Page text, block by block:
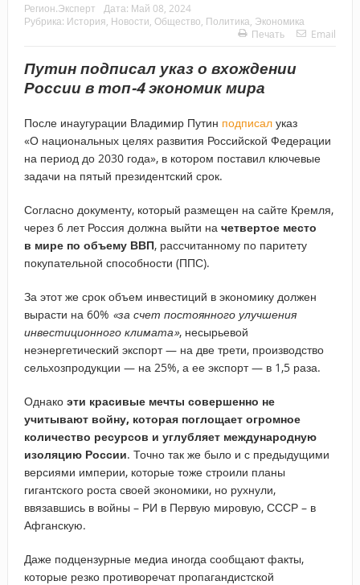
Регион.Эксперт Дата: Май 08, 2024
Рубрика: История Новости Общество Политика Экономика
Печать
Email
Путин подписал указ о вхождении
России в топ-4 экономик мира
После инаугурации Владимир Путин подписалуказ
«О национальных целях развития Российской Федерации
на период до 2030 года», в котором поставил ключевые
задачи на пятый президентский срок.
Согласно документу, который размещен на сайте Кремля,
через 6 лет Россия должна выйти на четвертое место
в мире по объему ВВП, рассчитанному по паритету
покупательной способности (ППС).
За этот же срок объем инвестиций в экономику должен
вырасти на 60% «за счет постоянного улучшения
инвестиционного климата», несырьевой
неэнергетический экспорт — на две трети, производство
сельхозпродукции — на 25%, а ее экспорт — в 1,5 раза.
Однако эти красивые мечты совершенно не
учитывают войну, которая поглощает огромное
количество ресурсов и углубляет международную
изоляцию России. Точно так же было и с предыдущими
версиями империи, которые тоже строили планы
гигантского роста своей экономики, но рухнули,
ввязавшись в войны – РИ в Первую мировую, СССР – в
Афганскую.
Даже подцензурные медиа иногда сообщают факты,
которые резко противоречат пропагандистской